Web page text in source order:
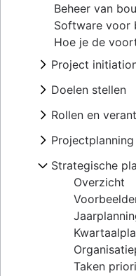
Beheer van
Software voor
Hoe je de
Project
Te leveren
In kaart
definitie,
Scope van
Business
Proof of
Doelen stellen
Een visie
Soorten
Kosten-
Inzicht in
Goal
Rollen en
RACI-model
Projectplanning
Een
Actieplan
KPI's
Strategische
Overzicht
Taken